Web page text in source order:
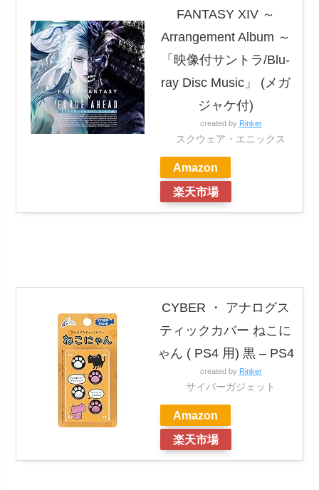
FANTASY XIV ～
Arrangement Album ～
「映像付サントラ/Blu-
ray Disc Music」 (メガ
ジャケ付)
created by Rinker
スクウェア・エニックス
Amazon
楽天市場
CYBER ・ アナログス
ティックカバー ねこに
ゃん ( PS4 用) 黒 – PS4
created by Rinker
サイバーガジェット
Amazon
楽天市場